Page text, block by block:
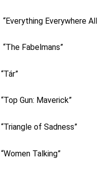
“Everything Everywhere
“The Fabelmans”
“Tár”
“Top Gun: Maverick”
“Triangle of Sadness”
“Women Talking”